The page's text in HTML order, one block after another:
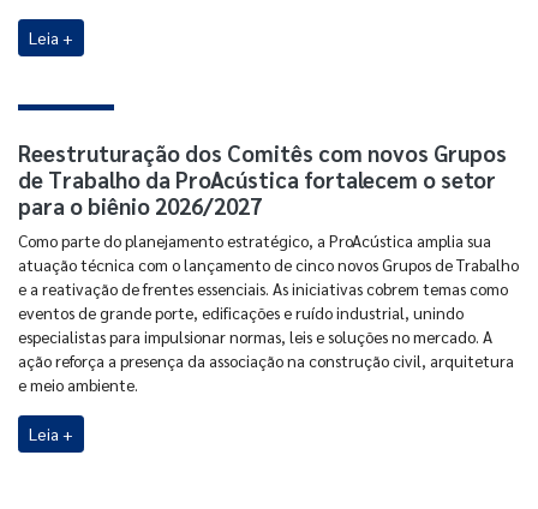
Leia +
Reestruturação dos Comitês com novos Grupos
de Trabalho da ProAcústica fortalecem o setor
para o biênio 2026/2027
Como parte do planejamento estratégico, a ProAcústica amplia sua
atuação técnica com o lançamento de cinco novos Grupos de Trabalho
e a reativação de frentes essenciais. As iniciativas cobrem temas como
eventos de grande porte, edificações e ruído industrial, unindo
especialistas para impulsionar normas, leis e soluções no mercado. A
ação reforça a presença da associação na construção civil, arquitetura
e meio ambiente.
Leia +